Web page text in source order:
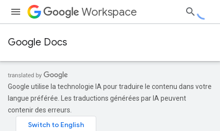
Workspace
Google Docs
Google utilise la technologie IA pour traduire le contenu dans votre
langue préférée. Les traductions générées par IA peuvent
contenir des erreurs.